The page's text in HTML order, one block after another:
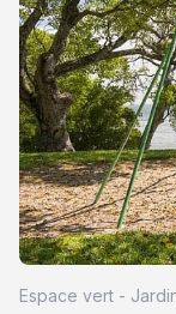
Espace vert -